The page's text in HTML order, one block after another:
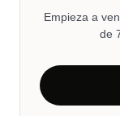
Empieza a
de